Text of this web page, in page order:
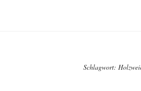
Schlagwort: